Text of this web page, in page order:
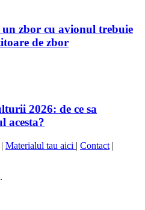
un zbor cu avionul trebuie
de zbor
2026: de ce sa
acesta?
| Materialul tau aici | Contact |